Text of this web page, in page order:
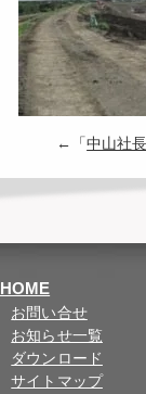
←「中山社
HOME
お問い合せ
お知らせ一覧
ダウンロード
サイトマップ